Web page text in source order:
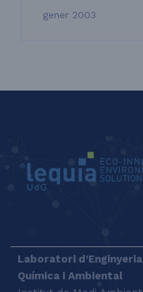
gener 2003
Laboratori d’Enginyeria
Química i Ambiental